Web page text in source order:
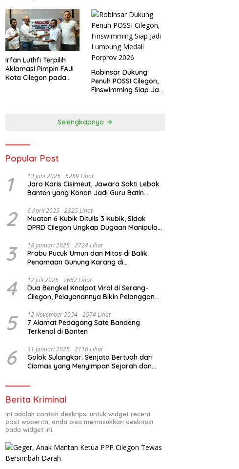
Irfan Luthfi Terpilih
Aklamasi Pimpin FAJI
Kota Cilegon pada
Robinsar Dukung
Penuh POSSI Cilegon,
Finswimming Siap Jadi
Selengkapnya
Popular Post
1 13 Juni 2025 5289 Lihat
Jaro Karis Cisimeut, Jawara Sakti Lebak
Banten yang Konon Jadi Guru Batin
2 6 April 2025 2825 Lihat
Muatan 6 Kubik Ditulis 3 Kubik, Sidak
DPRD Cilegon Ungkap Dugaan Manipulasi
3 18 Januari 2025 2724 Lihat
Prabu Pucuk Umun dan Mitos di Balik
Penamaan Gunung Karang di
4 12 Juli 2025 2652 Lihat
Dua Bengkel Knalpot Viral di Serang-
Cilegon, Pelayanannya Bikin Pelanggan
5 12 November 2024 2574 Lihat
7 Alamat Pedagang Sate Bandeng
Terkenal di Banten
6 31 Januari 2025 2116 Lihat
Golok Sulangkar: Senjata Bertuah dari
Ciomas yang Menyimpan Sejarah dan
Berita Kriminal
Ini adalah contoh deskripsi untuk widget recent
post wpberita, anda bisa memasukkan deskripsi
pada widget ini.